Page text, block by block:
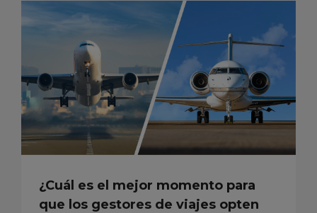
¿Cuál es el mejor momento para
que los gestores de viajes opten